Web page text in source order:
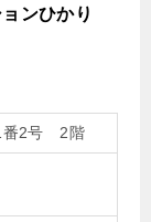
ンひかり
番2号 2階